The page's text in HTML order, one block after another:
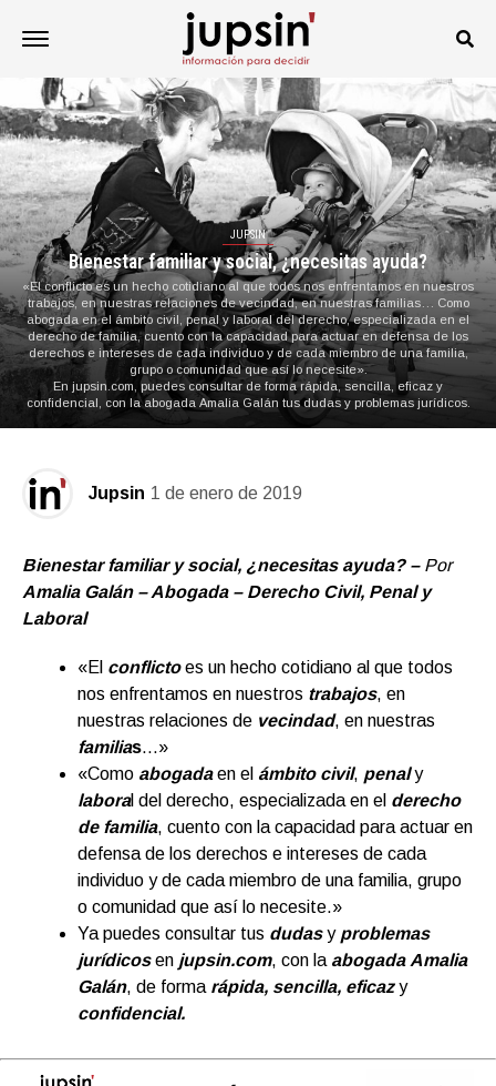
JUPSIN
Bienestar familiar y social, ¿necesitas ayuda?
«El conflicto es un hecho cotidiano al que todos nos enfrentamos en nuestros
trabajos, en nuestras relaciones de vecindad, en nuestras familias… Como
abogada en el ámbito civil, penal y laboral del derecho, especializada en el
derecho de familia, cuento con la capacidad para actuar en defensa de los
derechos e intereses de cada individuo y de cada miembro de una familia,
grupo o comunidad que así lo necesite».
En jupsin.com, puedes consultar de forma rápida, sencilla, eficaz y
confidencial, con la abogada Amalia Galán tus dudas y problemas jurídicos.
Jupsin 1 de enero de 2019
Bienestar familiar y social, ¿necesitas ayuda? – Por
Amalia Galán – Abogada – Derecho Civil, Penal y
Laboral
«El conflictoes un hecho cotidiano al que todos
nos enfrentamos en nuestros trabajos, en
nuestras relaciones de vecindad, en nuestras
familias…»
«Como abogadaen el ámbito civil, penal y
laboral del derecho, especializada en el derecho
de familia, cuento con la capacidad para actuar en
defensa de los derechos e intereses de cada
individuo y de cada miembro de una familia, grupo
o comunidad que así lo necesite.»
Ya puedes consultar tus dudasy problemas
jurídicosen jupsin.com, con la abogada Amalia
Galán, de forma rápida, sencilla, eficazy
confidencial.